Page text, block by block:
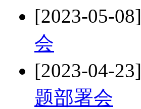
[2023-05-08]
会
[2023-04-23]
题部署会